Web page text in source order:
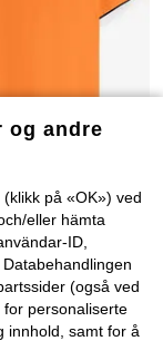
SALG
i 100% økologisk
bomull
129 kr-23%
og andre
på «OK») ved
eller hämta
ID,
(også ved
personaliserte
innhold, samt for å